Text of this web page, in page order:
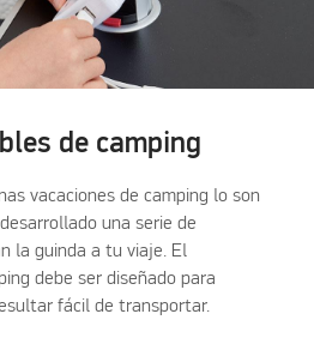
de camping
vacaciones de camping lo son
una serie de
la guinda a tu viaje. El
debe ser diseñado para
fácil de transportar.